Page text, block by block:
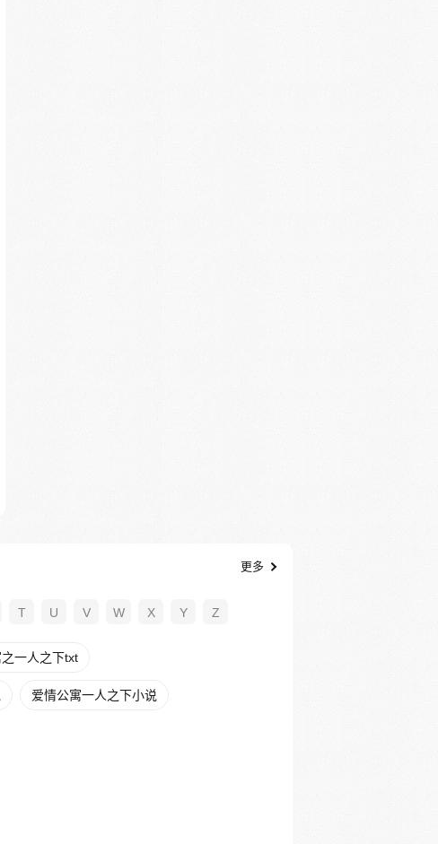
更多
T U V W X Y Z
一人之下txt
爱情公寓一人之下小说